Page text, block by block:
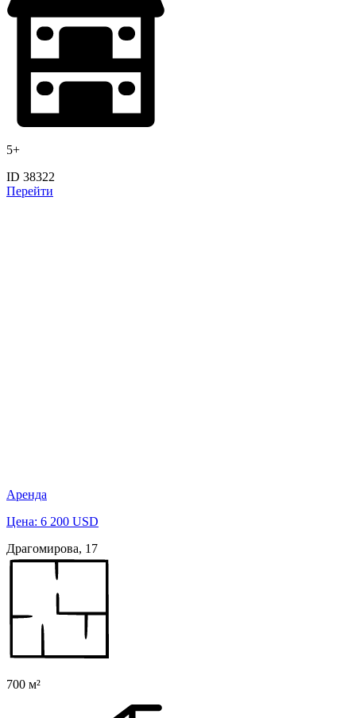
5+
ID 38322
Перейти
Аренда
Цена: 6 200 USD
Драгомирова, 17
700 м²